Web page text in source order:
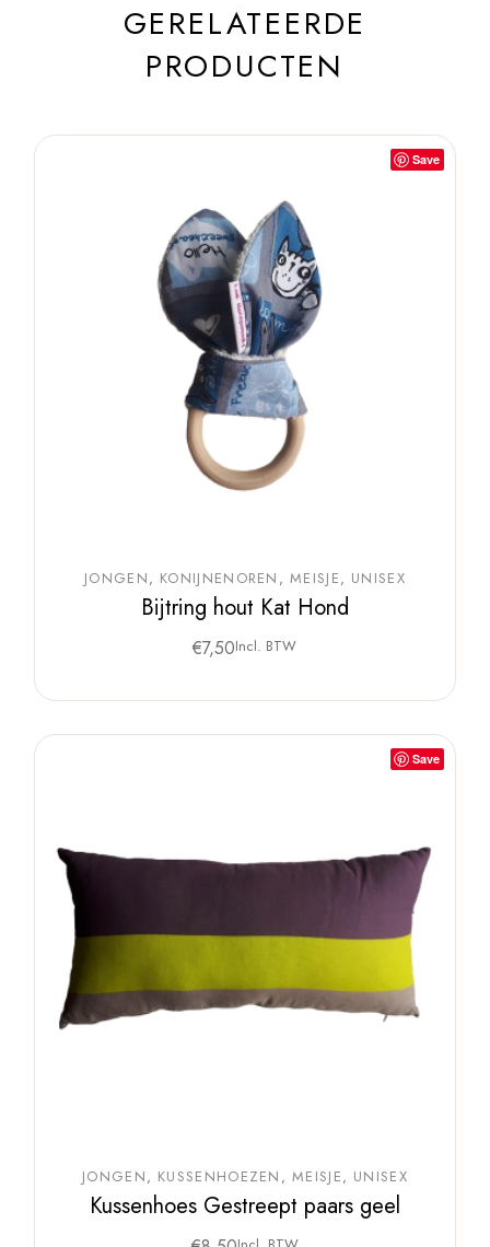
GERELATEERDE
PRODUCTEN
Save
JONGEN KONIJNENOREN MEISJE UNISEX
Bijtring hout Kat Hond
€7,50Incl. BTW
Save
JONGEN KUSSENHOEZEN MEISJE UNISEX
Kussenhoes Gestreept paars geel